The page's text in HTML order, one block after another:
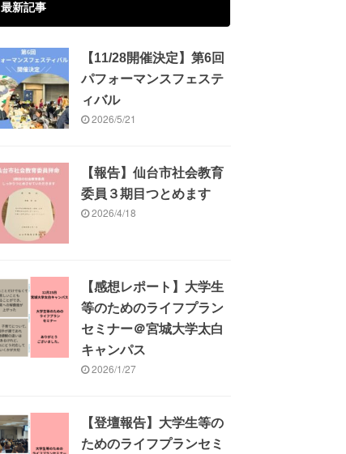
最新記事
【11/28開催決定】第6回
パフォーマンスフェステ
ィバル
2026/5/21
【報告】仙台市社会教育
委員３期目つとめます
2026/4/18
【感想レポート】大学生
等のためのライフプラン
セミナー＠宮城大学太白
キャンパス
2026/1/27
【登壇報告】大学生等の
ためのライフプランセミ